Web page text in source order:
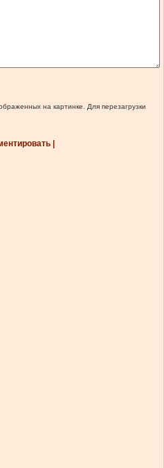
на картинке. Для перезагрузки
|